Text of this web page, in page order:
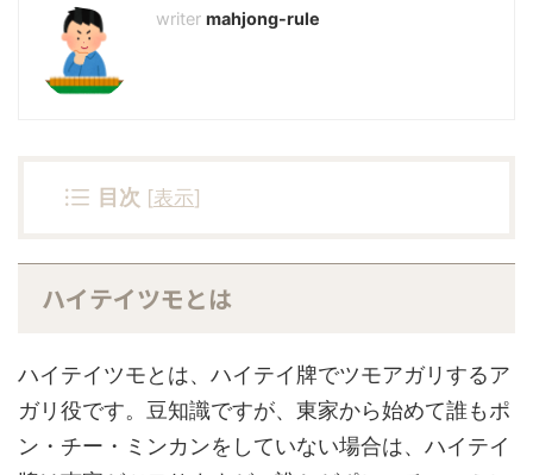
mahjong-rule
目次 [表示]
ハイテイツモとは
ハイテイツモとは、ハイテイ牌でツモアガリするア
ガリ役です。豆知識ですが、東家から始めて誰もポ
ン・チー・ミンカンをしていない場合は、ハイテイ